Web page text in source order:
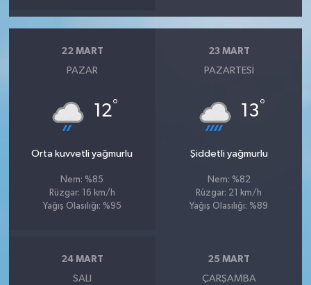
22 MART
PAZAR
12°
Orta kuvvetli yağmurlu
Nem: %85
Rüzgar: 16 km/h
Yağış Olasılığı: %95
23 MART
PAZARTESI
13°
Şiddetli yağmurlu
Nem: %82
Rüzgar: 21 km/h
Yağış Olasılığı: %89
24 MART
SALI
25 MART
ÇARŞAMBA